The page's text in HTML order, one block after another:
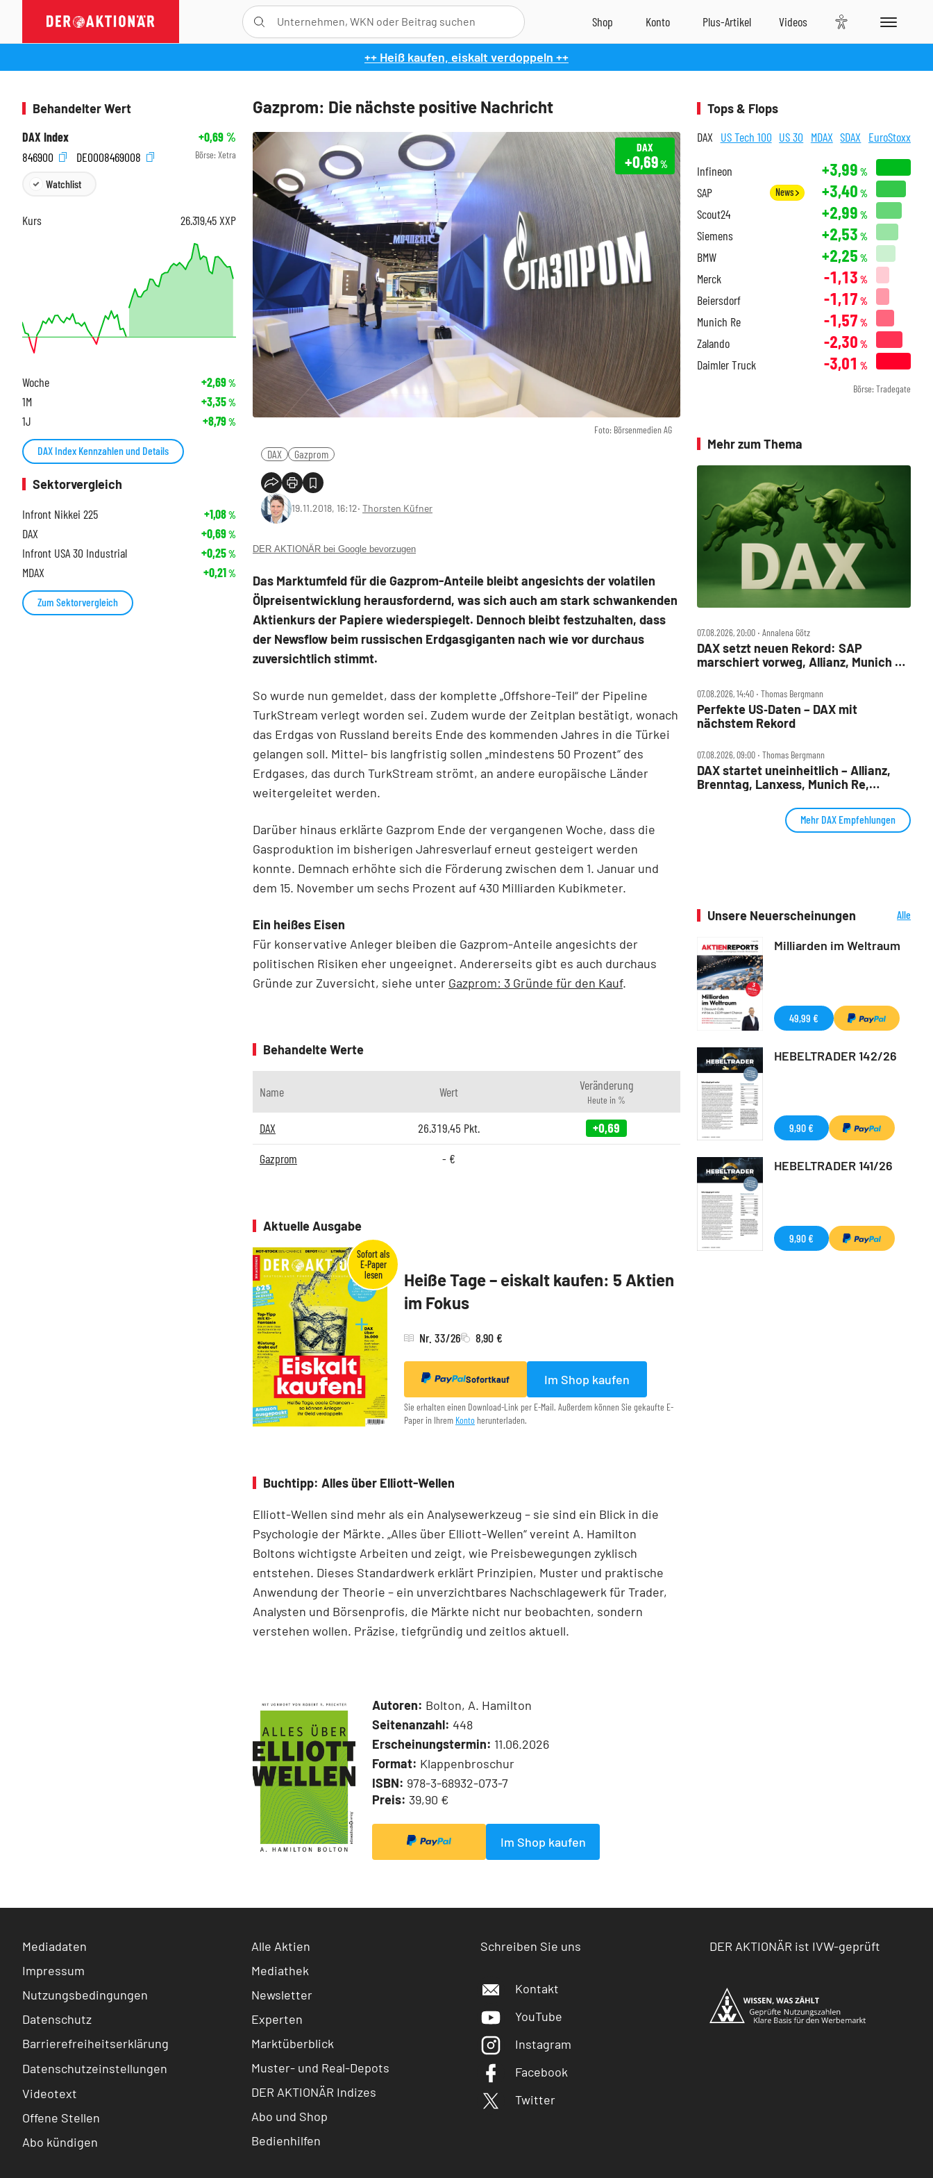
++ Heiß kaufen, eiskalt verdoppeln ++
Gazprom: Die nächste positive Nachricht
Foto: Börsenmedien AG
DAX
+0,69%
DAX Gazprom
19.11.2018, 16:12‧ Thorsten Küfner
DER AKTIONÄR bei Google bevorzugen
Das Marktumfeld für die Gazprom-Anteile bleibt angesichts der volatilen
Ölpreisentwicklung herausfordernd, was sich auch am stark schwankenden
Aktienkurs der Papiere wiederspiegelt. Dennoch bleibt festzuhalten, dass
der Newsflow beim russischen Erdgasgiganten nach wie vor durchaus
zuversichtlich stimmt.
So wurde nun gemeldet, dass der komplette „Offshore-Teil“ der Pipeline
TurkStream verlegt worden sei. Zudem wurde der Zeitplan bestätigt, wonach
das Erdgas von Russland bereits Ende des kommenden Jahres in die Türkei
gelangen soll. Mittel- bis langfristig sollen „mindestens 50 Prozent“ des
Erdgases, das durch TurkStream strömt, an andere europäische Länder
weitergeleitet werden.
Darüber hinaus erklärte Gazprom Ende der vergangenen Woche, dass die
Gasproduktion im bisherigen Jahresverlauf erneut gesteigert werden
konnte. Demnach erhöhte sich die Förderung zwischen dem 1. Januar und
dem 15. November um sechs Prozent auf 430 Milliarden Kubikmeter.
Ein heißes Eisen
Für konservative Anleger bleiben die Gazprom-Anteile angesichts der
politischen Risiken eher ungeeignet. Andererseits gibt es auch durchaus
Gründe zur Zuversicht, siehe unter Gazprom: 3 Gründe für den Kauf.
Behandelte Werte
Name Wert Veränderung
Heute in %
DAX 26.319,45 Pkt.
+0,69
Gazprom
- €
Aktuelle Ausgabe
Heiße Tage – eiskalt kaufen: 5 Aktien
im Fokus
Nr. 33/26 8,90 €
Sofortkauf Im Shop kaufen
Sie erhalten einen Download-Link per E-Mail. Außerdem können Sie gekaufte E-
Paper in Ihrem Konto herunterladen.
Buchtipp: Alles über Elliott-Wellen
Elliott-Wellen sind mehr als ein Analysewerkzeug – sie sind ein Blick in die
Psychologie der Märkte. „Alles über Elliott-Wellen“ vereint A. Hamilton
Boltons wichtigste Arbeiten und zeigt, wie Preisbewegungen zyklisch
entstehen. Dieses Standardwerk erklärt Prinzipien, Muster und praktische
Anwendung der Theorie – ein unverzichtbares Nachschlagewerk für Trader,
Analysten und Börsenprofis, die Märkte nicht nur beobachten, sondern
verstehen wollen. Präzise, tiefgründig und zeitlos aktuell.
Autoren: Bolton, A. Hamilton
Seitenanzahl: 448
Erscheinungstermin: 11.06.2026
Format: Klappenbroschur
ISBN: 978-3-68932-073-7
Preis: 39,90 €
Im Shop kaufen
Behandelter Wert
DAX Index
+0,69%
846900
DE0008469008 Börse: Xetra
Watchlist
Kurs 26.319,45XXP
Woche +2,69%
1M +3,35%
1J +8,79%
DAX Index Kennzahlen und Details
Sektorvergleich
Infront Nikkei 225
+1,08%
DAX +0,69%
Infront USA 30 Industrial +0,25%
MDAX +0,21%
Zum Sektorvergleich
Tops & Flops
DAX US Tech 100 US 30 MDAX SDAX EuroStoxx
Infineon +3,99 %
SAP News +3,40 %
Scout24 +2,99 %
Siemens +2,53 %
BMW +2,25 %
Merck -1,13 %
Beiersdorf -1,17 %
Munich Re -1,57 %
Zalando -2,30 %
Daimler Truck -3,01 %
Börse: Tradegate
Mehr zum Thema
07.08.2026, 20:00 ‧ Annalena Götz
DAX setzt neuen Rekord: SAP
marschiert vorweg, Allianz, Munich Re
07.08.2026, 14:40 ‧ Thomas Bergmann
Perfekte US‑Daten – DAX mit
nächstem Rekord
07.08.2026, 09:00 ‧ Thomas Bergmann
DAX startet uneinheitlich – Allianz,
Brenntag, Lanxess, Munich Re,
Mehr DAX Empfehlungen
Unsere Neuerscheinungen
Alle
Milliarden im Weltraum
49,99 €
HEBELTRADER 142/26
9,90 €
HEBELTRADER 141/26
9,90 €
Mediadaten
Impressum
Nutzungsbedingungen
Datenschutz
Barrierefreiheitserklärung
Datenschutzeinstellungen
Videotext
Offene Stellen
Abo kündigen
Alle Aktien
Mediathek
Newsletter
Experten
Marktüberblick
Muster- und Real-Depots
DER AKTIONÄR Indizes
Abo und Shop
Bedienhilfen
Schreiben Sie uns
Kontakt
YouTube
Instagram
Facebook
Twitter
DER AKTIONÄR ist IVW-geprüft